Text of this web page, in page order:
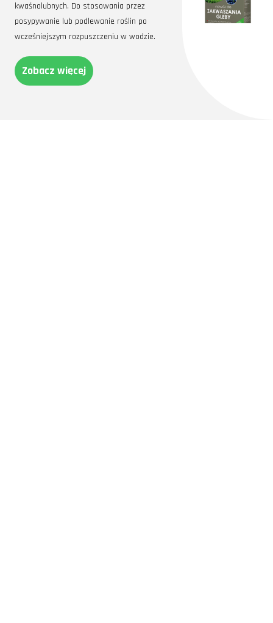
kwaśnolubnych. Do stosowania przez
posypywanie lub podlewanie roślin po
wcześniejszym rozpuszczeniu w wodzie.
Zobacz więcej